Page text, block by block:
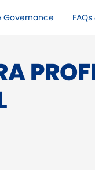
Governance